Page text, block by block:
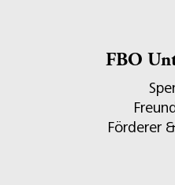
FBO
Förderer